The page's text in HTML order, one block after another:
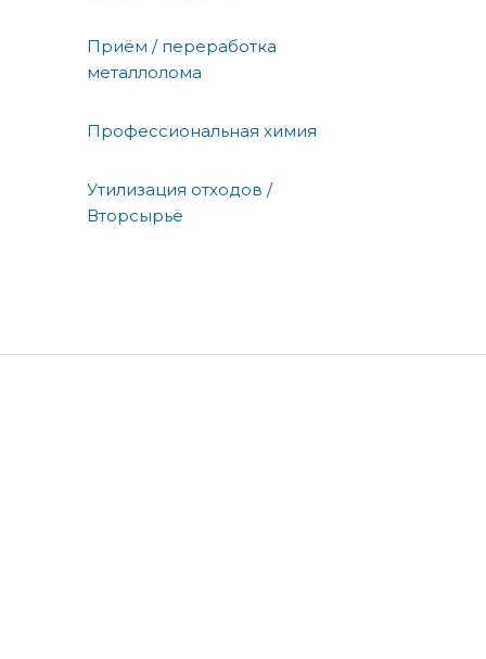
Приём / переработка
металлолома
Профессиональная химия
Утилизация отходов /
Вторсырьё